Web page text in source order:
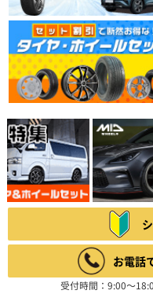
お電話
受付時間：9:00～